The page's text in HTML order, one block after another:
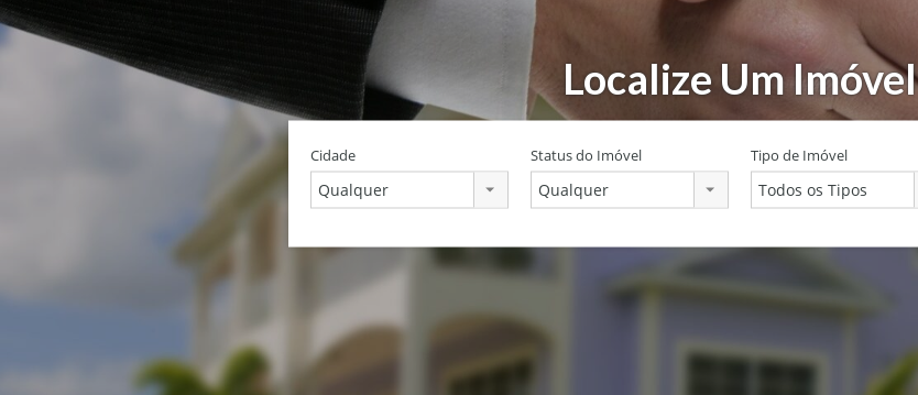
Localize Um Imóvel
Cidade
Qualquer
Status do Imóvel
Qualquer
Tipo de Imóvel
Todos os Tipos